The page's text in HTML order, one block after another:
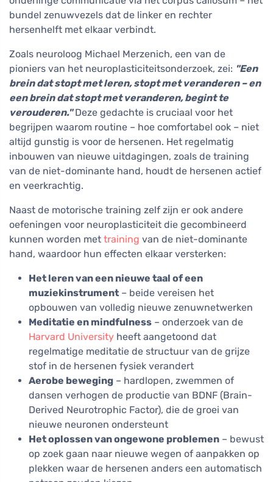
bundel zenuwvezels dat de linker en rechter
hersenhelft met elkaar verbindt.
Zoals neuroloog Michael Merzenich, een van de
pioniers van het neuroplasticiteitsonderzoek, zei: "Een
brein dat stopt met leren, stopt met veranderen – en
een brein dat stopt met veranderen, begint te
verouderen."Deze gedachte is cruciaal voor het
begrijpen waarom routine – hoe comfortabel ook – niet
altijd gunstig is voor de hersenen. Het regelmatig
inbouwen van nieuwe uitdagingen, zoals de training
van de niet-dominante hand, houdt de hersenen actief
en veerkrachtig.
Naast de motorische training zelf zijn er ook andere
oefeningen voor neuroplasticiteit die gecombineerd
kunnen worden met training van de niet-dominante
hand, waardoor hun effecten elkaar versterken:
Het leren van een nieuwe taal of een
muziekinstrument – beide vereisen het
opbouwen van volledig nieuwe zenuwnetwerken
Meditatie en mindfulness – onderzoek van de
Harvard University heeft aangetoond dat
regelmatige meditatie de structuur van de grijze
stof in de hersenen fysiek verandert
Aerobe beweging – hardlopen, zwemmen of
dansen verhogen de productie van BDNF (Brain-
Derived Neurotrophic Factor), die de groei van
nieuwe neuronen ondersteunt
Het oplossen van ongewone problemen – bewust
op zoek gaan naar nieuwe wegen of aanpakken op
plekken waar de hersenen anders een automatisch